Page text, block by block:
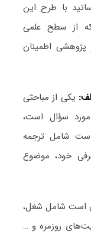
با طرح این
از سطح علمی
اطمینان
یکی از مباحثی
سؤال است،
شامل ترجمه
خود، موضوع
است شامل شغل،
روزمره و …